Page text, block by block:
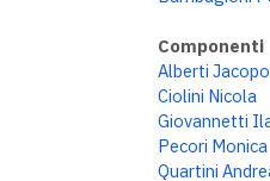
Componenti
Alberti Jacopo
Ciolini Nicola
Giovannetti
Pecori Monica
Quartini